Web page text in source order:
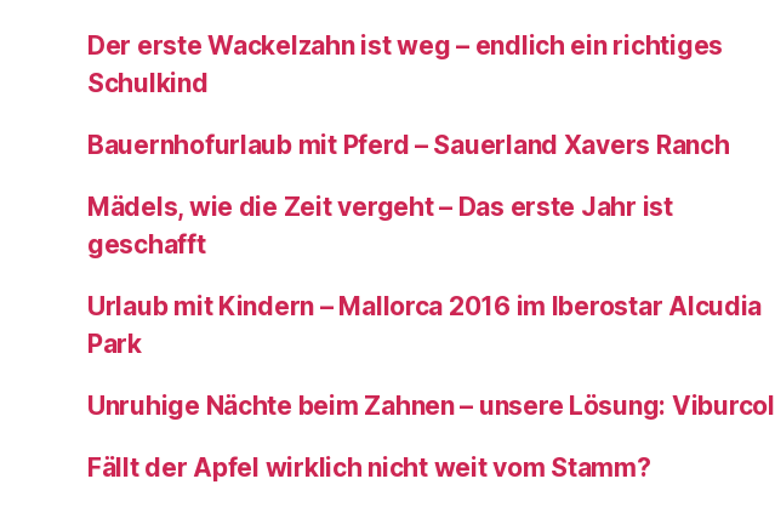
Der erste Wackelzahn ist weg – endlich ein richtiges
Schulkind
Bauernhofurlaub mit Pferd – Sauerland Xavers Ranch
Mädels, wie die Zeit vergeht – Das erste Jahr ist
geschafft
Urlaub mit Kindern – Mallorca 2016 im Iberostar Alcudia
Park
Unruhige Nächte beim Zahnen – unsere Lösung: Viburcol
Fällt der Apfel wirklich nicht weit vom Stamm?